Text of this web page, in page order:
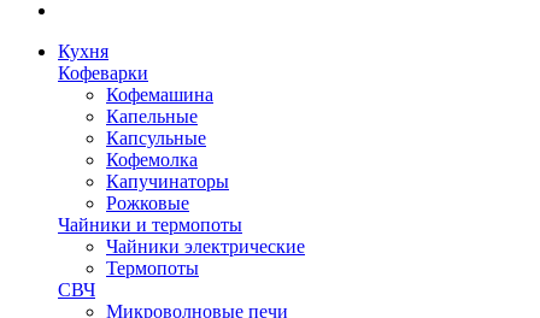
Кухня
Кофеварки
Кофемашина
Капельные
Капсульные
Кофемолка
Капучинаторы
Рожковые
Чайники и термопоты
Чайники электрические
Термопоты
СВЧ
Микроволновые печи